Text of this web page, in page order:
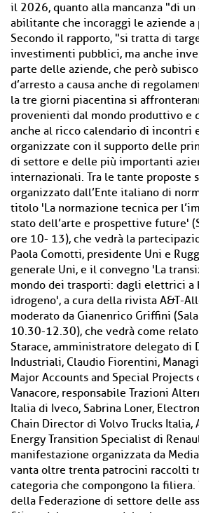
il 2026, quanto alla mancanza "di
abilitante che incoraggi le aziende
Secondo il rapporto, "si tratta di
investimenti pubblici, ma anche
parte delle aziende, che però
d’arresto a causa anche di
la tre giorni piacentina si
provenienti dal mondo produttivo e
anche al ricco calendario di incontri
organizzate con il supporto delle
di settore e delle più importanti
internazionali. Tra le tante proposte
organizzato dall’Ente italiano di
titolo 'La normazione tecnica per
stato dell’arte e prospettive future'
ore 10- 13), che vedrà la
Paola Comotti, presidente Uni e
generale Uni, e il convegno 'La
mondo dei trasporti: dagli elettrici a
idrogeno', a cura della rivista A&T-
moderato da Gianenrico Griffini
10.30-12.30), che vedrà come
Starace, amministratore delegato di
Industriali, Claudio Fiorentini,
Major Accounts and Special Projects
Vanacore, responsabile Trazioni
Italia di Iveco, Sabrina Loner,
Chain Director di Volvo Trucks Italia,
Energy Transition Specialist di
manifestazione organizzata da
vanta oltre trenta patrocini raccolti
categoria che compongono la
della Federazione di settore delle